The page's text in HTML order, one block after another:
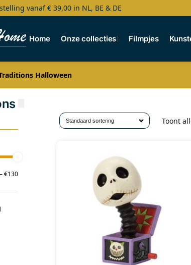
vanaf € 39,00 in NL, BE & DE
Home Onze collecties Filmpjes
Halloween
Toont
€130